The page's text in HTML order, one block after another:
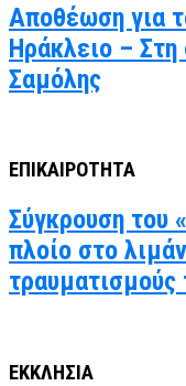
Αποθέωση για
Ηράκλειο – Στη
Σαμόλης
ΕΠΙΚΑΙΡΟΤΗΤΑ
Σύγκρουση του
πλοίο στο
τραυματισμούς
ΕΚΚΛΗΣΙΑ